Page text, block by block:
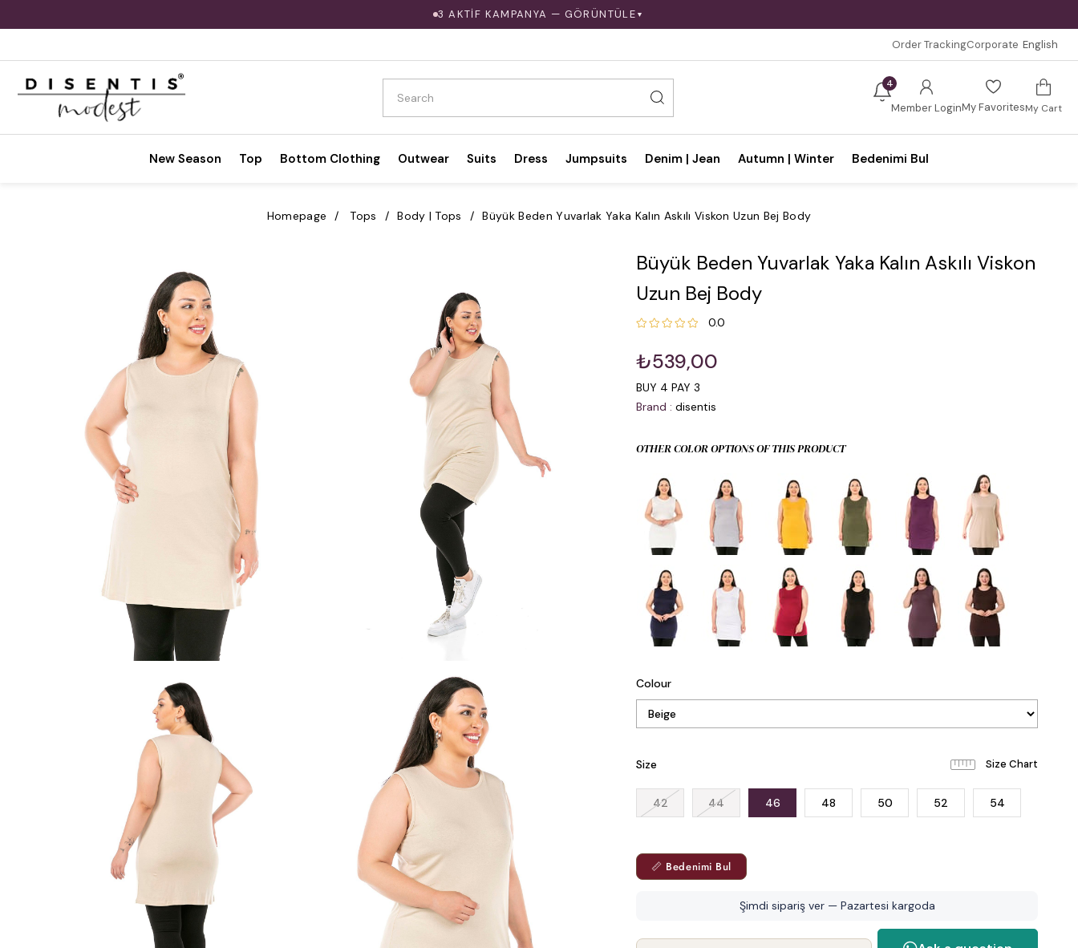
3 AKTİF KAMPANYA — GÖRÜNTÜLE ▼
Order TrackingCorporate English
4
Member LoginMy FavoritesMy Cart
New Season Top Bottom Clothing Outwear Suits Dress Jumpsuits Denim | Jean Autumn | Winter Bedenimi Bul
Homepage Tops Body | Tops Büyük Beden Yuvarlak Yaka Kalın Askılı Viskon Uzun Bej Body
Büyük Beden Yuvarlak Yaka Kalın Askılı Viskon
Uzun Bej Body
0.0
₺539,00
BUY 4 PAY 3
Brand : disentis
OTHER COLOR OPTIONS OF THIS PRODUCT
Colour
Size
42 44 46 48 50 52 54
📏 Bedenimi Bul
Şimdi sipariş ver — Pazartesi kargoda